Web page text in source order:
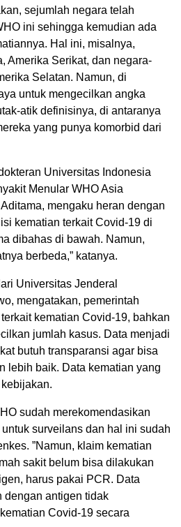
sejumlah negara telah
ini sehingga kemudian ada
Hal ini, misalnya,
Amerika Serikat, dan negara-
Selatan. Namun, di
untuk mengecilkan angka
atik definisinya, di antaranya
yang punya komorbid dari
Universitas Indonesia
Menular WHO Asia
mengaku heran dengan
kematian terkait Covid-19 di
dibahas di bawah. Namun,
berbeda,” katanya.
Universitas Jenderal
mengatakan, pemerintah
kematian Covid-19, bahkan
jumlah kasus. Data menjadi
butuh transparansi agar bisa
lebih baik. Data kematian yang
sudah merekomendasikan
surveilans dan hal ini sudah
”Namun, klaim kematian
sakit belum bisa dilakukan
harus pakai PCR. Data
dengan antigen tidak
Covid-19 secara